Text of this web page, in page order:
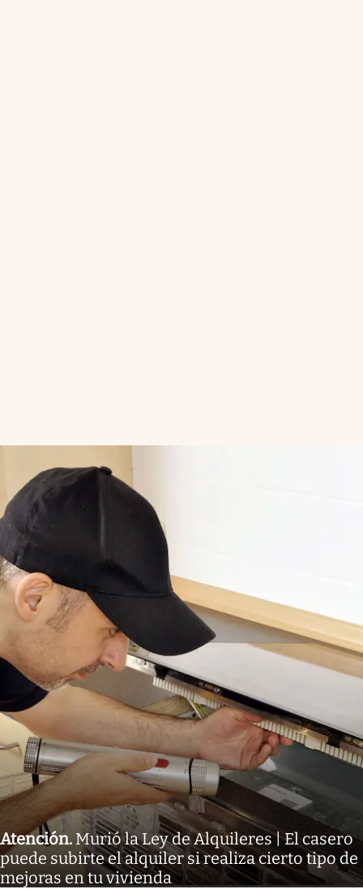
Atención. Murió la Ley de Alquileres | El casero
puede subirte el alquiler si realiza cierto tipo de
mejoras en tu vivienda